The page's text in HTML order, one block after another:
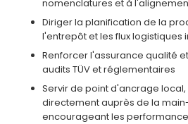
nomenclatures et à
Diriger la planification de la
l'entrepôt et les flux logistiques
Renforcer l'assurance qualité
audits TÜV et réglementaires
Servir de point d'ancrage
directement auprès de la
encourageant les